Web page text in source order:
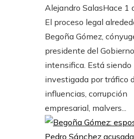
Alejandro SalasHace 1
El proceso legal
Begoña Gómez,
presidente del
intensifica. Está siendo
investigada por tráfico
influencias, corrupción
empresarial, malvers...